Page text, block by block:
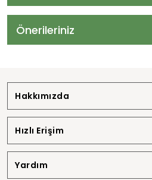
Önerileriniz
Hakkımızda
Hızlı Erişim
Yardım